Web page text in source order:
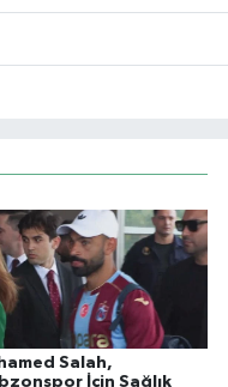
Salah,
İçin Sağlık